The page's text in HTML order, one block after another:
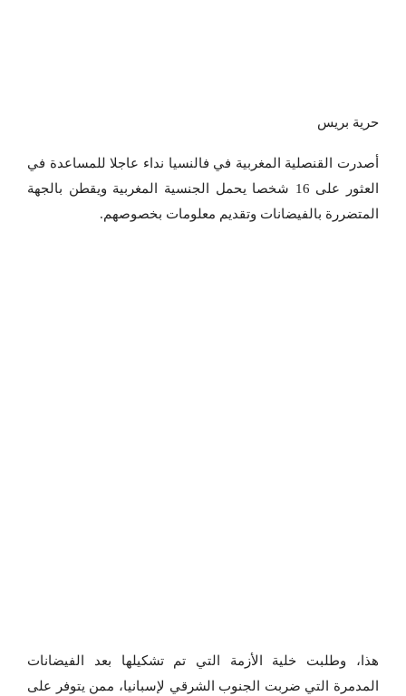
حرية بريس
أصدرت القنصلية المغربية في فالنسيا نداء عاجلا للمساعدة في
العثور على 16 شخصا يحمل الجنسية المغربية ويقطن بالجهة
المتضررة بالفيضانات وتقديم معلومات بخصوصهم.
هذا، وطلبت خلية الأزمة التي تم تشكيلها بعد الفيضانات
المدمرة التي ضربت الجنوب الشرقي لإسبانيا، ممن يتوفر على